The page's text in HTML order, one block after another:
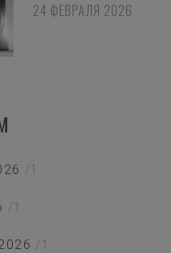
24 ФЕВРАЛЯ 2026
/1
/1
/1